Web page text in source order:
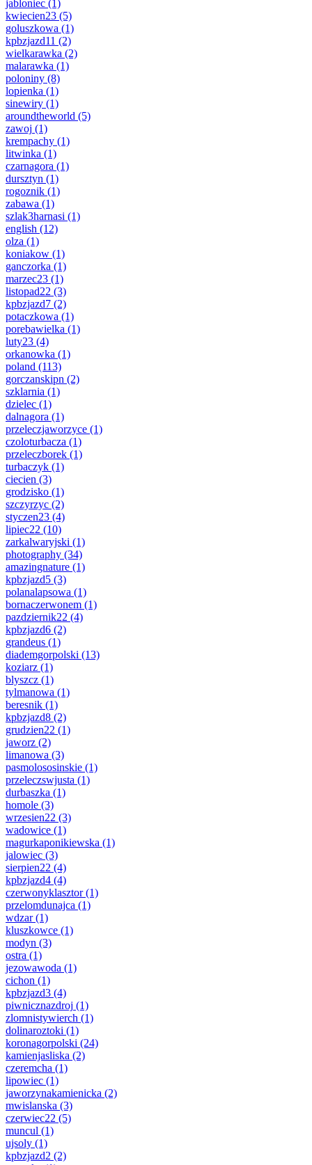
jabloniec (1)
kwiecien23 (5)
goluszkowa (1)
kpbzjazd11 (2)
wielkarawka (2)
malarawka (1)
poloniny (8)
lopienka (1)
sinewiry (1)
aroundtheworld (5)
zawoj (1)
krempachy (1)
litwinka (1)
czarnagora (1)
dursztyn (1)
rogoznik (1)
zabawa (1)
szlak3harnasi (1)
english (12)
olza (1)
koniakow (1)
ganczorka (1)
marzec23 (1)
listopad22 (3)
kpbzjazd7 (2)
potaczkowa (1)
porebawielka (1)
luty23 (4)
orkanowka (1)
poland (113)
gorczanskipn (2)
szklarnia (1)
dzielec (1)
dalnagora (1)
przeleczjaworzyce (1)
czoloturbacza (1)
przeleczborek (1)
turbaczyk (1)
ciecien (3)
grodzisko (1)
szczyrzyc (2)
styczen23 (4)
lipiec22 (10)
zarkalwaryjski (1)
photography (34)
amazingnature (1)
kpbzjazd5 (3)
polanalapsowa (1)
bornaczerwonem (1)
pazdziernik22 (4)
kpbzjazd6 (2)
grandeus (1)
diademgorpolski (13)
koziarz (1)
blyszcz (1)
tylmanowa (1)
beresnik (1)
kpbzjazd8 (2)
grudzien22 (1)
jaworz (2)
limanowa (3)
pasmolososinskie (1)
przeleczswjusta (1)
durbaszka (1)
homole (3)
wrzesien22 (3)
wadowice (1)
magurkaponikiewska (1)
jalowiec (3)
sierpien22 (4)
kpbzjazd4 (4)
czerwonyklasztor(1)
przelomdunajca (1)
wdzar(1)
kluszkowce (1)
modyn (3)
ostra (1)
jezowawoda (1)
cichon (1)
kpbzjazd3 (4)
piwnicznazdroj (1)
zlomnistywierch (1)
dolinaroztoki (1)
koronagorpolski (24)
kamienjasliska (2)
czeremcha (1)
lipowiec (1)
jaworzynakamienicka (2)
mwislanska (3)
czerwiec22 (5)
muncul (1)
ujsoly (1)
kpbzjazd2 (2)